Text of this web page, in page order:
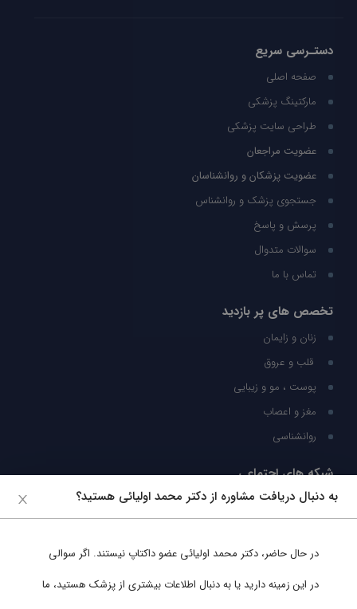
دستـرسی سریع
صفحه اصلی
مارکتینگ پزشکی
طراحی سایت پزشکی
عضویت مراجعان
عضویت پزشکان و روانشناسان
جستجوی پزشک و روانشناس
پرسش و پاسخ
سوالات متدوال
تماس با ما
تخصص های پر بازدید
زنان و زایمان
قلب و عروق
پوست ، مو و زیبایی
مغز و اعصاب
روانشناسی
شبکه های اجتماعی
ما را در شبکه های اجتماعی دنبال کنید
به دنبال دریافت مشاوره از دکتر محمد اولیائی هستید؟
در حال حاضر، دکتر محمد اولیائی عضو داکتاپ نیستند. اگر سوالی
در این زمینه دارید یا به دنبال اطلاعات بیشتری از پزشک هستید، ما